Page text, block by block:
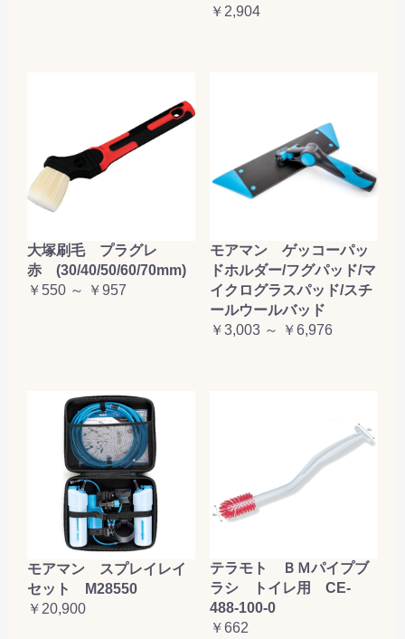
￥2,904
大塚刷毛 プラグレ
赤 (30/40/50/60/70mm)
￥550 ～ ￥957
モアマン ゲッコーパッ
ドホルダー/フグパッド/マ
イクログラスパッド/スチ
ールウールバッド
￥3,003 ～ ￥6,976
モアマン スプレイレイ
セット M28550
￥20,900
テラモト ＢＭパイプブ
ラシ トイレ用 CE-
488-100-0
￥662